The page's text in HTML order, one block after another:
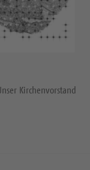
Kirchenvorstand